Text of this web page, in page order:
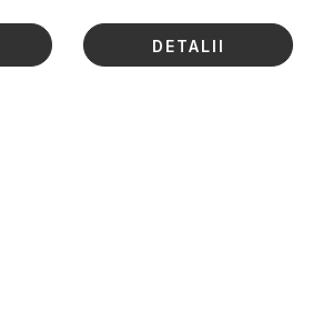
DETALII